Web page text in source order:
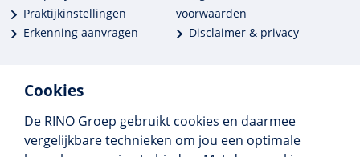
Cookies
De RINO Groep gebruikt cookies en daarmee
vergelijkbare technieken om jou een optimale
Praktijkinstellingen
Erkenning aanvragen
voorwaarden
Disclaimer & privacy
Meer dan 250 opleidingen
Alle BIG-opleidingen in huis